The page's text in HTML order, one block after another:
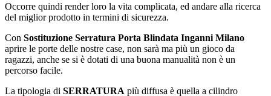
Occorre quindi render loro la vita complicata, ed andare alla ricerca
del miglior prodotto in termini di sicurezza.
Con Sostituzione Serratura Porta Blindata Inganni Milano
aprire le porte delle nostre case, non sarà ma più un gioco da
ragazzi, anche se si è dotati di una buona manualità non è un
percorso facile.
La tipologia di SERRATURA più diffusa è quella a cilindro